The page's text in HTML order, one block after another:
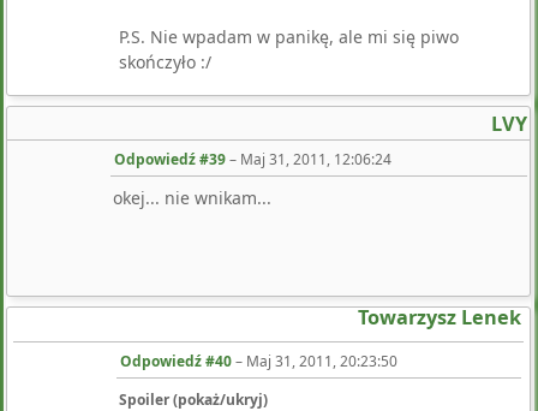
P.S. Nie wpadam w panikę, ale mi się piwo
skończyło :/
LVY
Odpowiedź #39– Maj 31, 2011, 12:06:24
okej... nie wnikam...
Towarzysz Lenek
Odpowiedź #40– Maj 31, 2011, 20:23:50
Spoiler (pokaż/ukryj)